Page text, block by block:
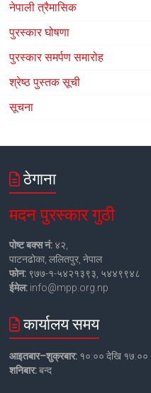
नेपाली त्रैमासिक
पुरस्कार घोषणा
पुरस्कार समर्पण समारोह
श्रेष्ठ पुस्तक सूची
सूचना
ठेगाना
मदन पुरस्कार गुठी
पोष्ट बक्स नं: ४२,
पाटनढोका, ललितपुर, नेपाल
फोन: ९७७-१-५४२१३९३, ५४४९९४८
ईमेल: info@mpp.org.np
कार्यालय समय
आइतबार–शुक्रबार: १०:०० देखि १७:००
शनिबार:बन्द